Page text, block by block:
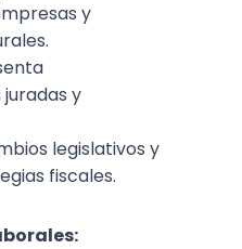
y
y
legislativos y
fiscales.